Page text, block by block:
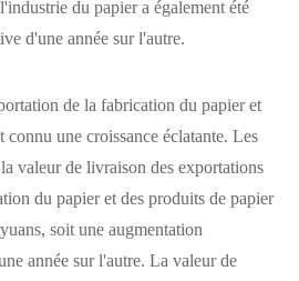
du papier a également été
d'une année sur l'autre.
de la fabrication du papier et
connu une croissance éclatante. Les
valeur de livraison des exportations
du papier et des produits de papier
soit une augmentation
année sur l'autre. La valeur de